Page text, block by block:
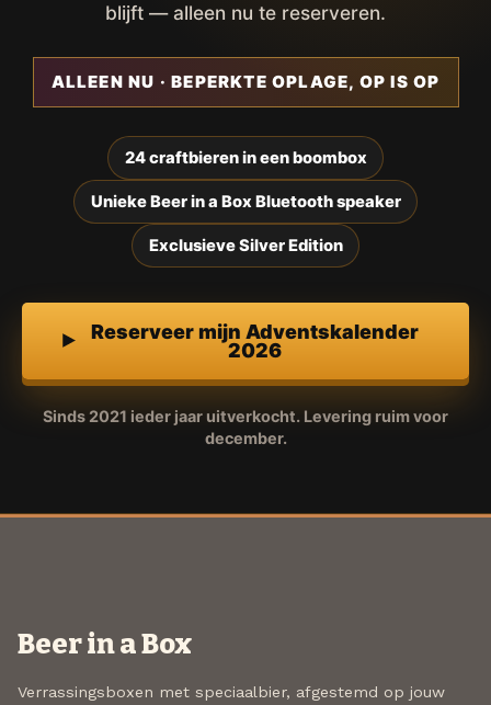
blijft — alleen nu te reserveren.
ALLEEN NU · BEPERKTE OPLAGE, OP IS OP
24 craftbieren in een boombox
Unieke Beer in a Box Bluetooth speaker
Exclusieve Silver Edition
Reserveer mijn Adventskalender
2026
Sinds 2021 ieder jaar uitverkocht. Levering ruim voor
december.
Beer in a Box
Verrassingsboxen met speciaalbier, afgestemd op jouw